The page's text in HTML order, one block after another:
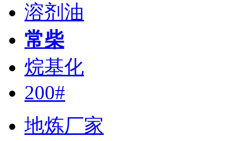
溶剂油
常柴
烷基化
200#
地炼厂家